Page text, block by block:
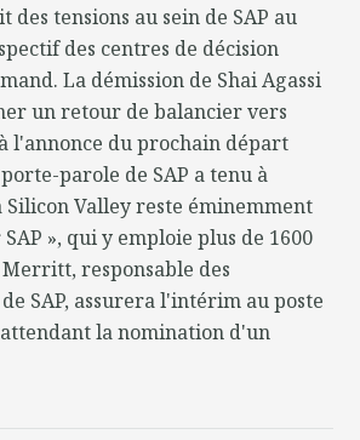
des tensions au sein de SAP au
des centres de décision
La démission de Shai Agassi
un retour de balancier vers
l'annonce du prochain départ
parole de SAP a tenu à
Valley reste éminemment
», qui y emploie plus de 1600
responsable des
SAP, assurera l'intérim au poste
la nomination d'un